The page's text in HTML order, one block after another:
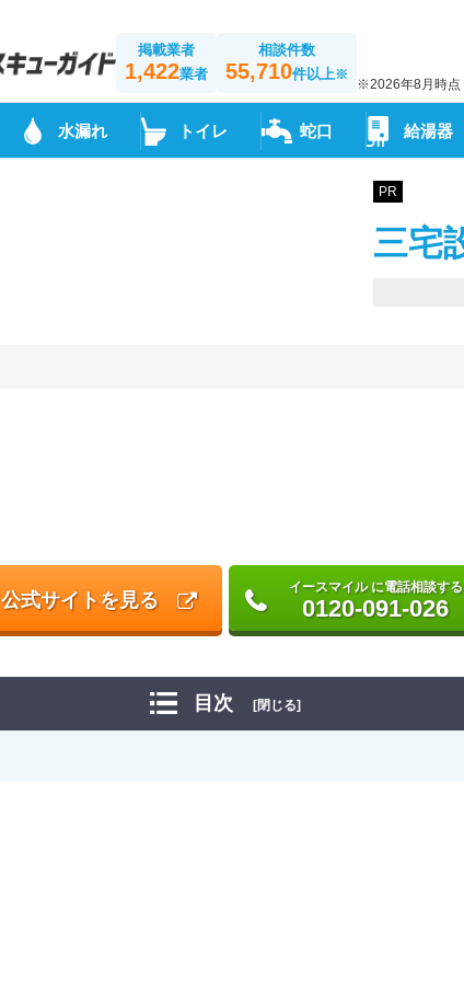
掲載業者
1,422業者
相談件数
55,710件以上※
※2026年8月時点
水漏れ トイレ 蛇口 給湯器
PR
三宅
公式サイトを見る
イースマイル に電話相談する
0120-091-026
目次 [閉じる]